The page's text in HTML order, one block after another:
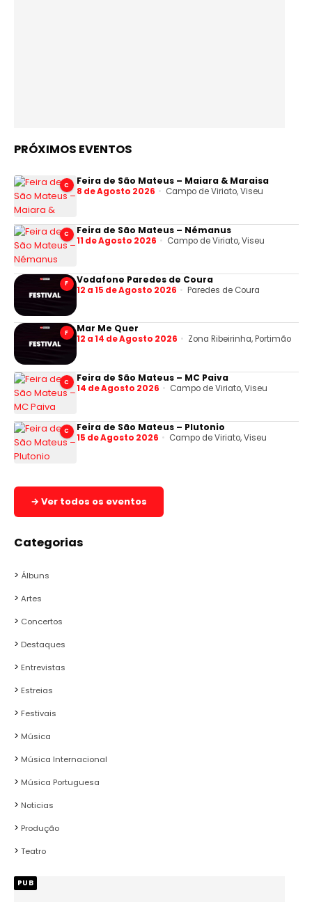
PRÓXIMOS EVENTOS
C Feira de São Mateus – Maiara & Maraisa
8 de Agosto 2026 Campo de Viriato, Viseu
C Feira de São Mateus – Némanus
11 de Agosto 2026 Campo de Viriato, Viseu
F Vodafone Paredes de Coura
12 a 15 de Agosto 2026 Paredes de Coura
F Mar Me Quer
12 a 14 de Agosto 2026 Zona Ribeirinha, Portimão
C Feira de São Mateus – MC Paiva
14 de Agosto 2026 Campo de Viriato, Viseu
C Feira de São Mateus – Plutonio
15 de Agosto 2026 Campo de Viriato, Viseu
→ Ver todos os eventos
Categorias
Álbuns
Artes
Concertos
Destaques
Entrevistas
Estreias
Festivais
Música
Música Internacional
Música Portuguesa
Noticias
Produção
Teatro
PUB